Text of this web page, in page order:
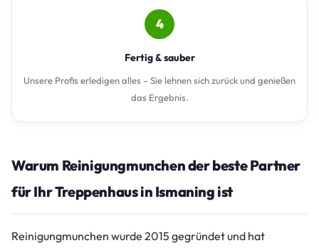
4
Fertig & sauber
Unsere Profis erledigen alles – Sie lehnen sich zurück und genießen
das Ergebnis.
Warum Reinigungmunchen der beste Partner
für Ihr Treppenhaus in Ismaning ist
Reinigungmunchen wurde 2015 gegründet und hat